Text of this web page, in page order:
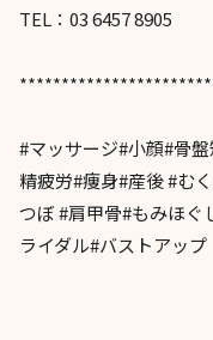
TEL：03 6457 8905
#マッサージ#小顔#骨
精疲労#痩身#産後 #む
つぼ #肩甲骨#もみほぐ
ライダル#バストアップ